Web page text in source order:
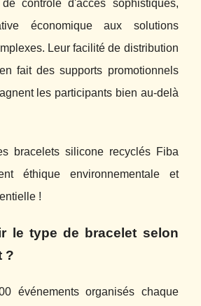
contrôle d'accès sophistiqués,
économique aux solutions
Leur facilité de distribution
fait des supports promotionnels
les participants bien au-delà
bracelets silicone recyclés Fiba
éthique environnementale et
!
le type de bracelet selon
?
événements organisés chaque